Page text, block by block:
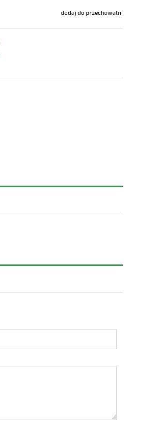
dodaj do przechowalni